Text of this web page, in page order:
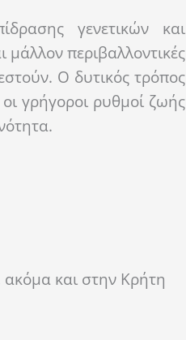
γενετικών και
περιβαλλοντικές
Ο δυτικός τρόπος
γρήγοροι ρυθμοί ζωής
και στην Κρήτη